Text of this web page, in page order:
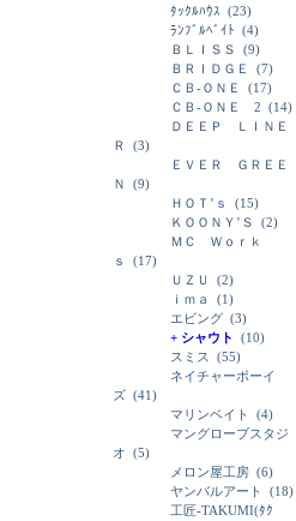
ﾀｯｸﾙﾊｳｽ (23)
ﾗﾝﾌﾞﾙﾍﾞｲﾄ (4)
ＢＬＩＳＳ
(9)
ＢＲＩＤＧＥ
(7)
ＣＢ-ＯＮＥ
(17)
ＣＢ-ＯＮＥ 2 (14)
ＤＥＥＰ ＬＩＮＥ
Ｒ
(3)
ＥＶＥＲ ＧＲＥＥ
Ｎ
(9)
ＨＯＴ’ｓ
(15)
ＫＯＯＮＹ’Ｓ
(2)
ＭＣ Ｗｏｒｋ
ｓ
(17)
ＵＺＵ
(2)
ｉｍａ
(1)
エビング (3)
+ シャウト
(10)
スミス
(55)
ネイチャーボーイ
ズ (41)
マリンベイト
(4)
マングローブスタジ
オ (5)
メロン屋工房 (6)
ヤンバルアート
(18)
工匠-TAKUMI(ﾀｸ